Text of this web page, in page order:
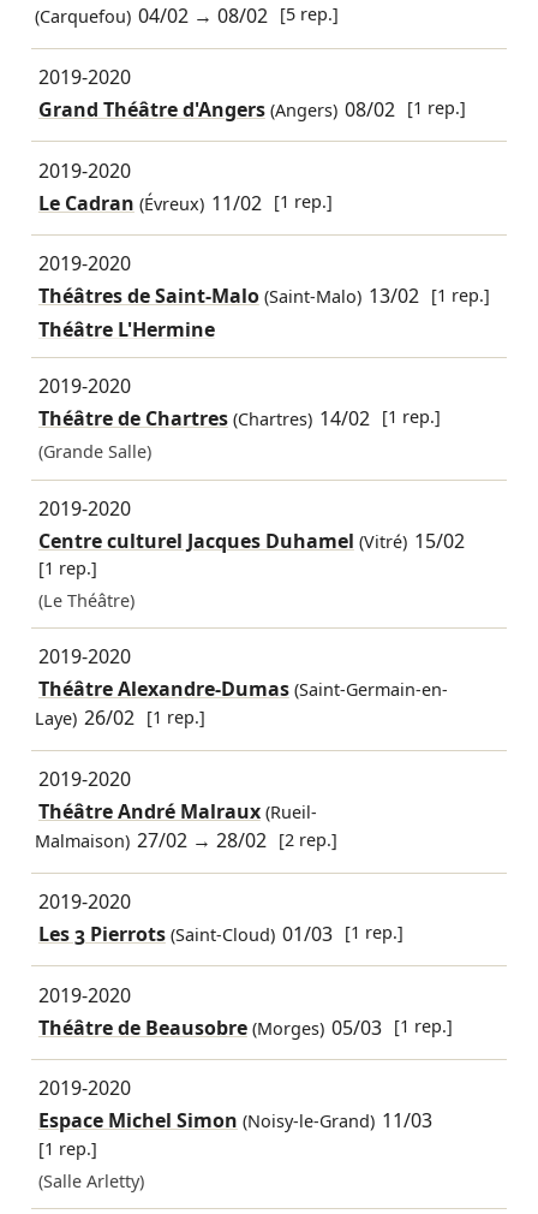
(Carquefou) 04/02 →08/02 [5 rep.]
2019-2020
Grand Théâtre d'Angers(Angers) 08/02 [1 rep.]
2019-2020
Le Cadran (Évreux) 11/02 [1 rep.]
2019-2020
Théâtres de Saint-Malo(Saint-Malo) 13/02 [1 rep.]
Théâtre L'Hermine
2019-2020
Théâtre de Chartres(Chartres) 14/02 [1 rep.]
(Grande Salle)
2019-2020
Centre culturel Jacques Duhamel (Vitré) 15/02
[1 rep.]
(Le Théâtre)
2019-2020
Théâtre Alexandre-Dumas(Saint-Germain-en-
Laye) 26/02 [1 rep.]
2019-2020
Théâtre André Malraux(Rueil-
Malmaison) 27/02 →28/02 [2 rep.]
2019-2020
Les 3 Pierrots(Saint-Cloud) 01/03 [1 rep.]
2019-2020
Théâtre de Beausobre(Morges) 05/03 [1 rep.]
2019-2020
Espace Michel Simon (Noisy-le-Grand) 11/03
[1 rep.]
(Salle Arletty)